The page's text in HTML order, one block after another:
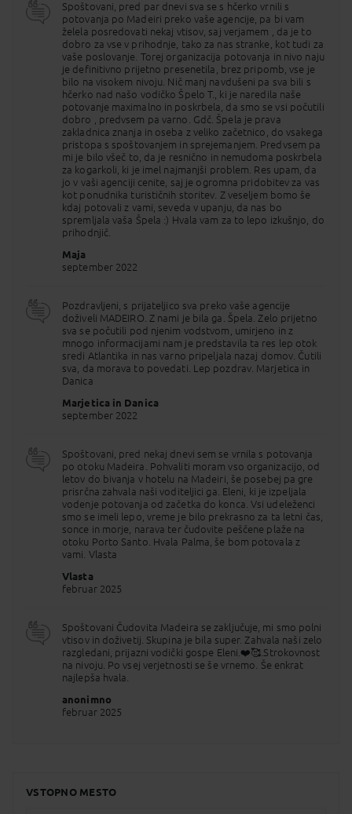
tipično otoško pijačo "poncha", ki jo pripravijo iz
brandija, sladkornega trsa, limoninega soka in
medu. Slikovita vožnja do vasice Santana, znane po
značilnih pisanih hišah trikotne oblike s slamnato
streho. Nekdaj so v njih živeli domačini, danes pa so
v njih prodajalnice spominkov. Obiščemo še najbolj
vzhodno točko na otoku, Machico. Legenda pravi,
da je bilo prav to mesto prvo, kjer so v 15. stoletju
pristali raziskovalci. Zgodovinsko srce otoka ponuja
čudovite razglede na dolga in široka plaža, znana
po rumenem pesku iz Maroka.
FUNCHAL - celodnevni izlet na ZAHOD
OTOKA (Camara de Lobos, Encumeada, Cabo Girao,
Porto Moniz, Paul da Serra , Calheta & Ponta do Sol)
zajtrk
Podamo se na najbolj "dramatično " stran otoka,
kjer nas na vsakem ovinku čakajo osupljivi razgledi.
Prvi postanek je slikovita ribiška vasica Camara do
Winston Churchill. Kratka vožnja in nekaj strmih
visoki morski pečini nad Atlanskim oceanom, ponuja
osupljiv pogled skozi stekleno ploščad v zaliv
navpično pod nami in širni ocean vsenaokrog. Nato
se povzpnemo do Encumeade, občudujemo dih
jemajoče razglede, slapove, globoke doline ter
razbrazdane vrhove. Pot nas vodi do Porto Moniza,
obmorskega mesteca, ki je znano po naravnih
po želji tudi čas za kopanje (za pogumne). Vožnjo
nadaljujemo čez prostrano planoto, kjer nas
Calheta in POnta do Sol, obdanih z nasadi banan in
vinogradi.
FUNCHAL - (izlet NA OTOK PORTO SANTO)
zajtrk
Prosto za samostojne oglede ali počitek. Po želji
(doplačilo) možnost izleta z ladjo »Lobo Marinho«
na sosednji otok. Porto Santo, približno 40 km
oddaljen od Madeire, je njen pravi kontrast. Znan je
po čudovitih peščenih plažah in simpatičnih ribiških
vasicah. Najprej se podamo na razgledno ploščad
severni obali otoka. Prosto popoldne do odhoda
ladje na Madeiro
FUNCHAL - (poldnevni izlet POHOD OB
LEVADI)
Prosto za samostojne oglede in počitek. Po želji
(doplačilo) dan preživimo skupaj - aktivno, v kolikor
dovaja vodo iz severnih vlažnih, v južne sušne
Spoštovani, pred par dnevi sva se s hčerko vrnili s
potovanja po Madeiri preko vaše agencije, pa bi vam
želela posredovati nekaj vtisov, saj verjamem , da je to
dobro za vse v prihodnje, tako za nas stranke, kot tudi za
vaše poslovanje. Torej organizacija potovanja in nivo naju
je definitivno prijetno presenetila, brez pripomb, vse je
bilo na visokem nivoju. Nič manj navdušeni pa sva bili s
hčerko nad našo vodičko Špelo T., ki je naredila naše
potovanje maximalno in poskrbela, da smo se vsi počutili
dobro , predvsem pa varno. Gdč. Špela je prava
zakladnica znanja in oseba z veliko začetnico, do vsakega
pristopa s spoštovanjem in sprejemanjem. Predvsem pa
mi je bilo všeč to, da je resnično in nemudoma poskrbela
za kogarkoli, ki je imel najmanjši problem. Res upam, da
jo v vaši agenciji cenite, saj je ogromna pridobitev za vas
kot ponudnika turističnih storitev. Z veseljem bomo še
kdaj potovali z vami, seveda v upanju, da nas bo
spremljala vaša Špela :) Hvala vam za to lepo izkušnjo, do
prihodnjič.
Maja
september 2022
Pozdravljeni, s prijateljico sva preko vaše agencije
doživeli MADEIRO. Z nami je bila ga. Špela. Zelo prijetno
sva se počutili pod njenim vodstvom, umirjeno in z
mnogo informacijami nam je predstavila ta res lep otok
sredi Atlantika in nas varno pripeljala nazaj domov. Čutili
sva, da morava to povedati. Lep pozdrav. Marjetica in
Danica
Marjetica in Danica
september 2022
Spoštovani, pred nekaj dnevi sem se vrnila s potovanja
po otoku Madeira. Pohvaliti moram vso organizacijo, od
letov do bivanja v hotelu na Madeiri, še posebej pa gre
prisrčna zahvala naši voditeljici ga. Eleni, ki je izpeljala
vodenje potovanja od začetka do konca. Vsi udeleženci
smo se imeli lepo, vreme je bilo prekrasno za ta letni čas,
sonce in morje, narava ter čudovite peščene plaže na
otoku Porto Santo. Hvala Palma, še bom potovala z
vami. Vlasta
Vlasta
februar 2025
Spoštovani Čudovita Madeira se zaključuje, mi smo polni
vtisov in doživetij. Skupina je bila super. Zahvala naši zelo
razgledani, prijazni vodički gospe Eleni.❤️🥰.Strokovnost
na nivoju. Po vsej verjetnosti se še vrnemo. Še enkrat
najlepša hvala.
anonimno
februar 2025
VSTOPNO MESTO